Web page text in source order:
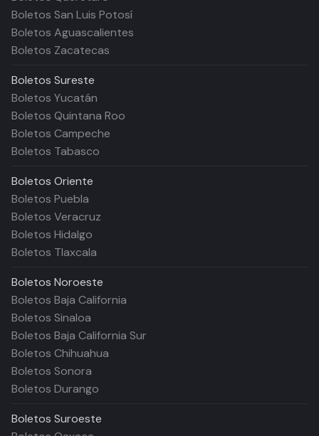
Boletos San Luis Potosí
Boletos Aguascalientes
Boletos Zacatecas
Boletos Sureste
Boletos Yucatán
Boletos Quintana Roo
Boletos Campeche
Boletos Tabasco
Boletos Oriente
Boletos Puebla
Boletos Veracruz
Boletos Hidalgo
Boletos Tlaxcala
Boletos Noroeste
Boletos Baja California
Boletos Sinaloa
Boletos Baja California Sur
Boletos Chihuahua
Boletos Sonora
Boletos Durango
Boletos Suroeste